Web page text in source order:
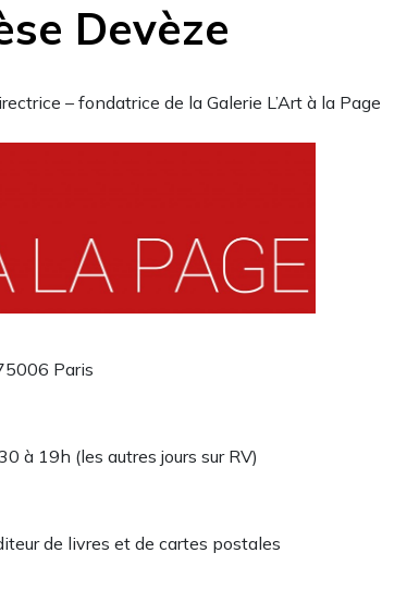
Devèze
– fondatrice de la Galerie L’Art à la Page
Paris
à 19h (les autres jours sur RV)
de livres et de cartes postales